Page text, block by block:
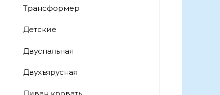
Трансформер
Детские
Двуспальная
Двухъярусная